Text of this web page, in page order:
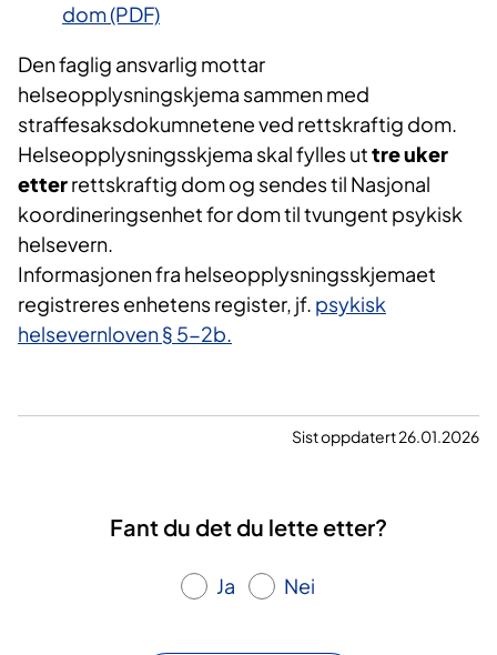
dom (PDF)
Den faglig ansvarlig mottar
helseopplysningskjema sammen med
straffesaksdokumnetene ved rettskraftig dom.
Helseopplysningsskjema skal fylles uttre uker
etterrettskraftig dom og sendes til Nasjonal
koordineringsenhet for dom til tvungent psykisk
helsevern.
Informasjonen fra helseopplysningsskjemaet
registreres enhetens register, jf. psykisk
helsevernloven § 5-2b.
Sist oppdatert 26.01.2026
Fant du det du lette etter?
Ja Nei